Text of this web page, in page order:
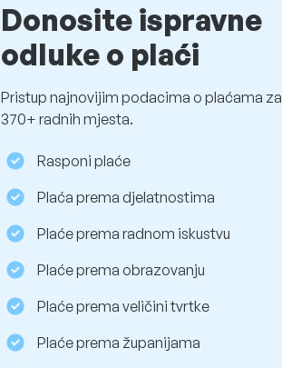
Donosite ispravne
odluke o plaći
Pristup najnovijim podacima o plaćama za
370+ radnih mjesta.
Rasponi plaće
Plaća prema djelatnostima
Plaće prema radnom iskustvu
Plaće prema obrazovanju
Plaće prema veličini tvrtke
Plaće prema županijama